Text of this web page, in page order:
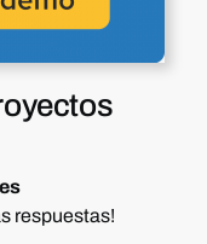
respuestas!